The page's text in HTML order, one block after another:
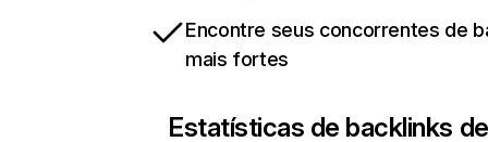
Encontre seus concorrentes de
mais fortes
Estatísticas de backlinks de